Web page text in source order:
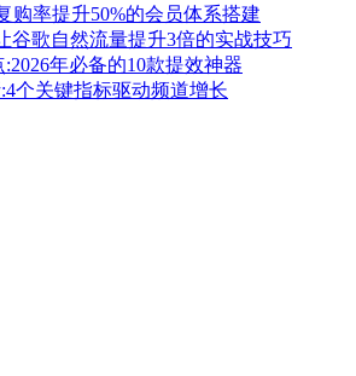
购率提升50%的会员体系搭建
谷歌自然流量提升3倍的实战技巧
:2026年必备的10款提效神器
个关键指标驱动频道增长